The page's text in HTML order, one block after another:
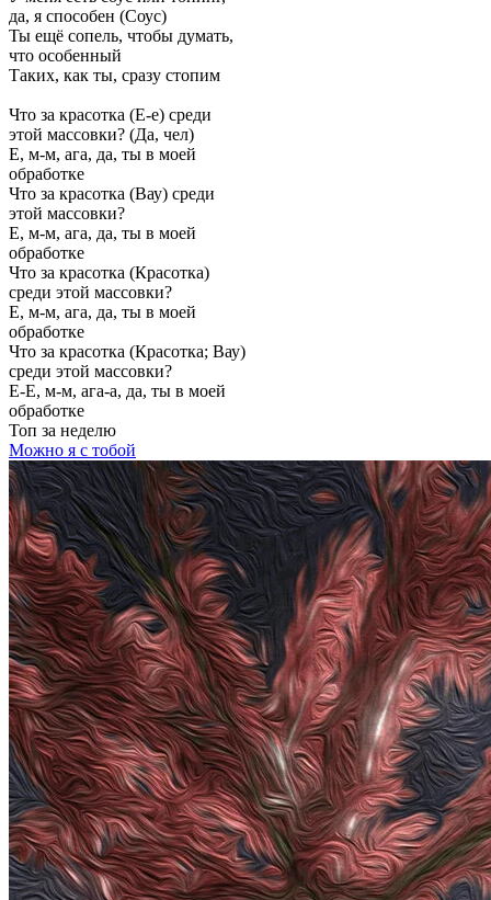
да, я способен (Соус)
Ты ещё сопель, чтобы думать,
что особенный
Таких, как ты, сразу стопим
Что за красотка (Е-е) среди
этой массовки? (Да, чел)
Е, м-м, ага, да, ты в моей
обработке
Что за красотка (Вау) среди
этой массовки?
Е, м-м, ага, да, ты в моей
обработке
Что за красотка (Красотка)
среди этой массовки?
Е, м-м, ага, да, ты в моей
обработке
Что за красотка (Красотка; Вау)
среди этой массовки?
Е-Е, м-м, ага-а, да, ты в моей
обработке
Топ за неделю
Можно я с тобой